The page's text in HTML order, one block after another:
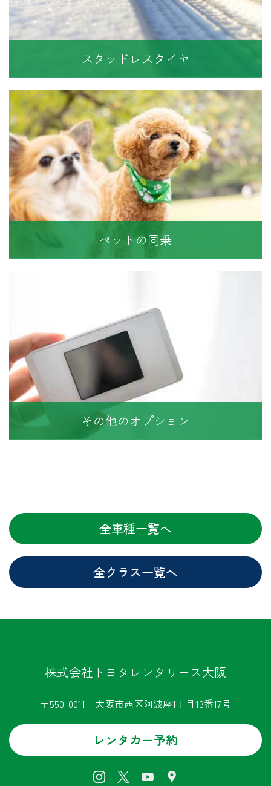
スタッドレスタイヤ
ペットの同乗
その他のオプション
全車種一覧へ
全クラス一覧へ
株式会社トヨタレンタリース大阪
〒550-0011 大阪市西区阿波座1丁目13番17号
レンタカー予約